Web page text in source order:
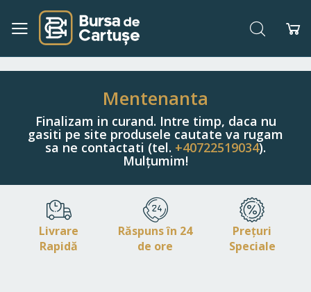
Navigați
Conținut
Căutare
Mentenanta
Finalizam in curand. Intre timp, daca nu
gasiti pe site produsele cautate va rugam
sa ne contactati (tel. +40722519034).
Mulțumim!
Livrare
Rapidă
Răspuns în 24
de ore
Prețuri
Speciale